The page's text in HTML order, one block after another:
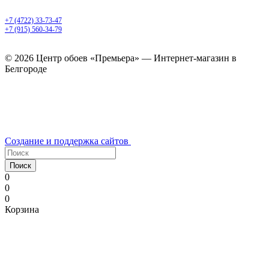
+7 (4722) 33-73-47
+7 (915) 560-34-79
© 2026 Центр обоев «Премьера» — Интернет-магазин в
Белгороде
Создание и поддержка сайтов
Поиск
0
0
0
Корзина